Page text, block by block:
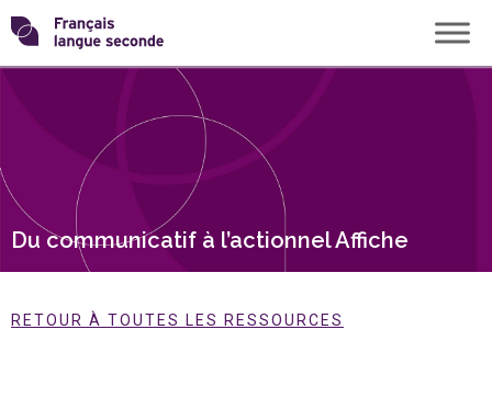
Skip
to
content
Transformons
langue
Du communicatif à l’actionnel Affiche
RETOUR À TOUTES LES RESSOURCES